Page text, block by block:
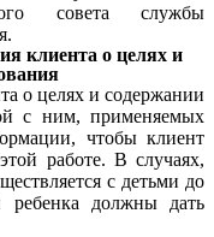
совета службы
клиента о целях и
о целях и содержании
с ним, применяемых
чтобы клиент
работе. В случаях,
с детьми до
ребенка должны дать